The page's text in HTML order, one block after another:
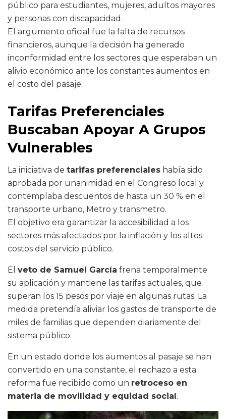
público para estudiantes, mujeres, adultos mayores
y personas con discapacidad.
El argumento oficial fue la falta de recursos
financieros, aunque la decisión ha generado
inconformidad entre los sectores que esperaban un
alivio económico ante los constantes aumentos en
el costo del pasaje.
Tarifas Preferenciales
Buscaban Apoyar A Grupos
Vulnerables
La iniciativa de tarifas preferenciales había sido
aprobada por unanimidad en el Congreso local y
contemplaba descuentos de hasta un 30 % en el
transporte urbano, Metro y transmetro.
El objetivo era garantizar la accesibilidad a los
sectores más afectados por la inflación y los altos
costos del servicio público.
El veto de Samuel García frena temporalmente
su aplicación y mantiene las tarifas actuales, que
superan los 15 pesos por viaje en algunas rutas. La
medida pretendía aliviar los gastos de transporte de
miles de familias que dependen diariamente del
sistema público.
En un estado donde los aumentos al pasaje se han
convertido en una constante, el rechazo a esta
reforma fue recibido como un retroceso en
materia de movilidad y equidad social .